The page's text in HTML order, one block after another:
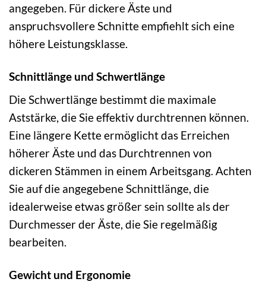
angegeben. Für dickere Äste und
anspruchsvollere Schnitte empfiehlt sich eine
höhere Leistungsklasse.
Schnittlänge und Schwertlänge
Die Schwertlänge bestimmt die maximale
Aststärke, die Sie effektiv durchtrennen können.
Eine längere Kette ermöglicht das Erreichen
höherer Äste und das Durchtrennen von
dickeren Stämmen in einem Arbeitsgang. Achten
Sie auf die angegebene Schnittlänge, die
idealerweise etwas größer sein sollte als der
Durchmesser der Äste, die Sie regelmäßig
bearbeiten.
Gewicht und Ergonomie